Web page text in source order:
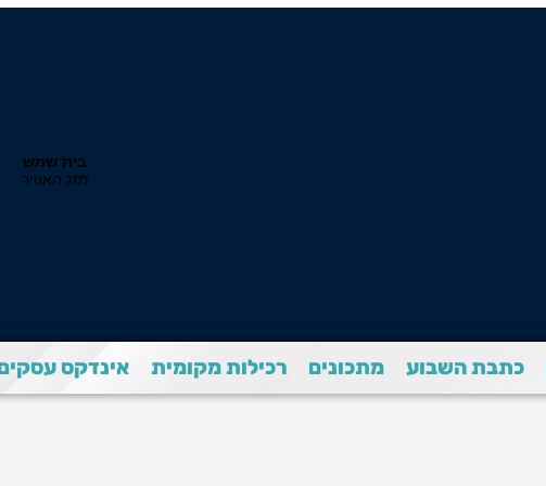
כתבת השבוע מתכונים רכילות מקומית אינדקס